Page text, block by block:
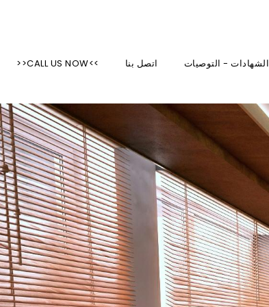
الشهادات - التوصيات اتصل بنا >>CALL US NOW<<